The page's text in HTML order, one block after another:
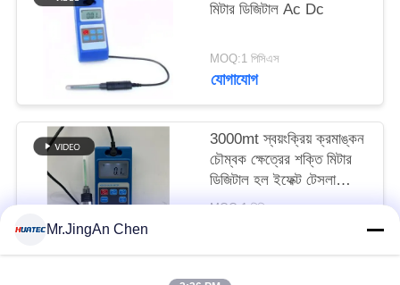
মিটার ডিজিটাল Ac Dc
MOQ:1 পিসিএস
যোগাযোগ
3000mt স্বয়ংক্রিয় ক্রমাঙ্কন
চৌম্বক ক্ষেত্রের শক্তি মিটার
ডিজিটাল হল ইফেক্ট টেসলা
ম্যাগনেটোমিটার Hgs-106
MOQ:1 পিসিএস
Mr.JingAn Chen